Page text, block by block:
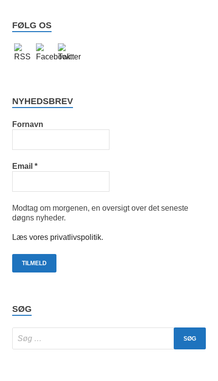
FØLG OS
NYHEDSBREV
Fornavn
Email *
Modtag om morgenen, en oversigt over det seneste
døgns nyheder.
Læs vores privatlivspolitik.
SØG